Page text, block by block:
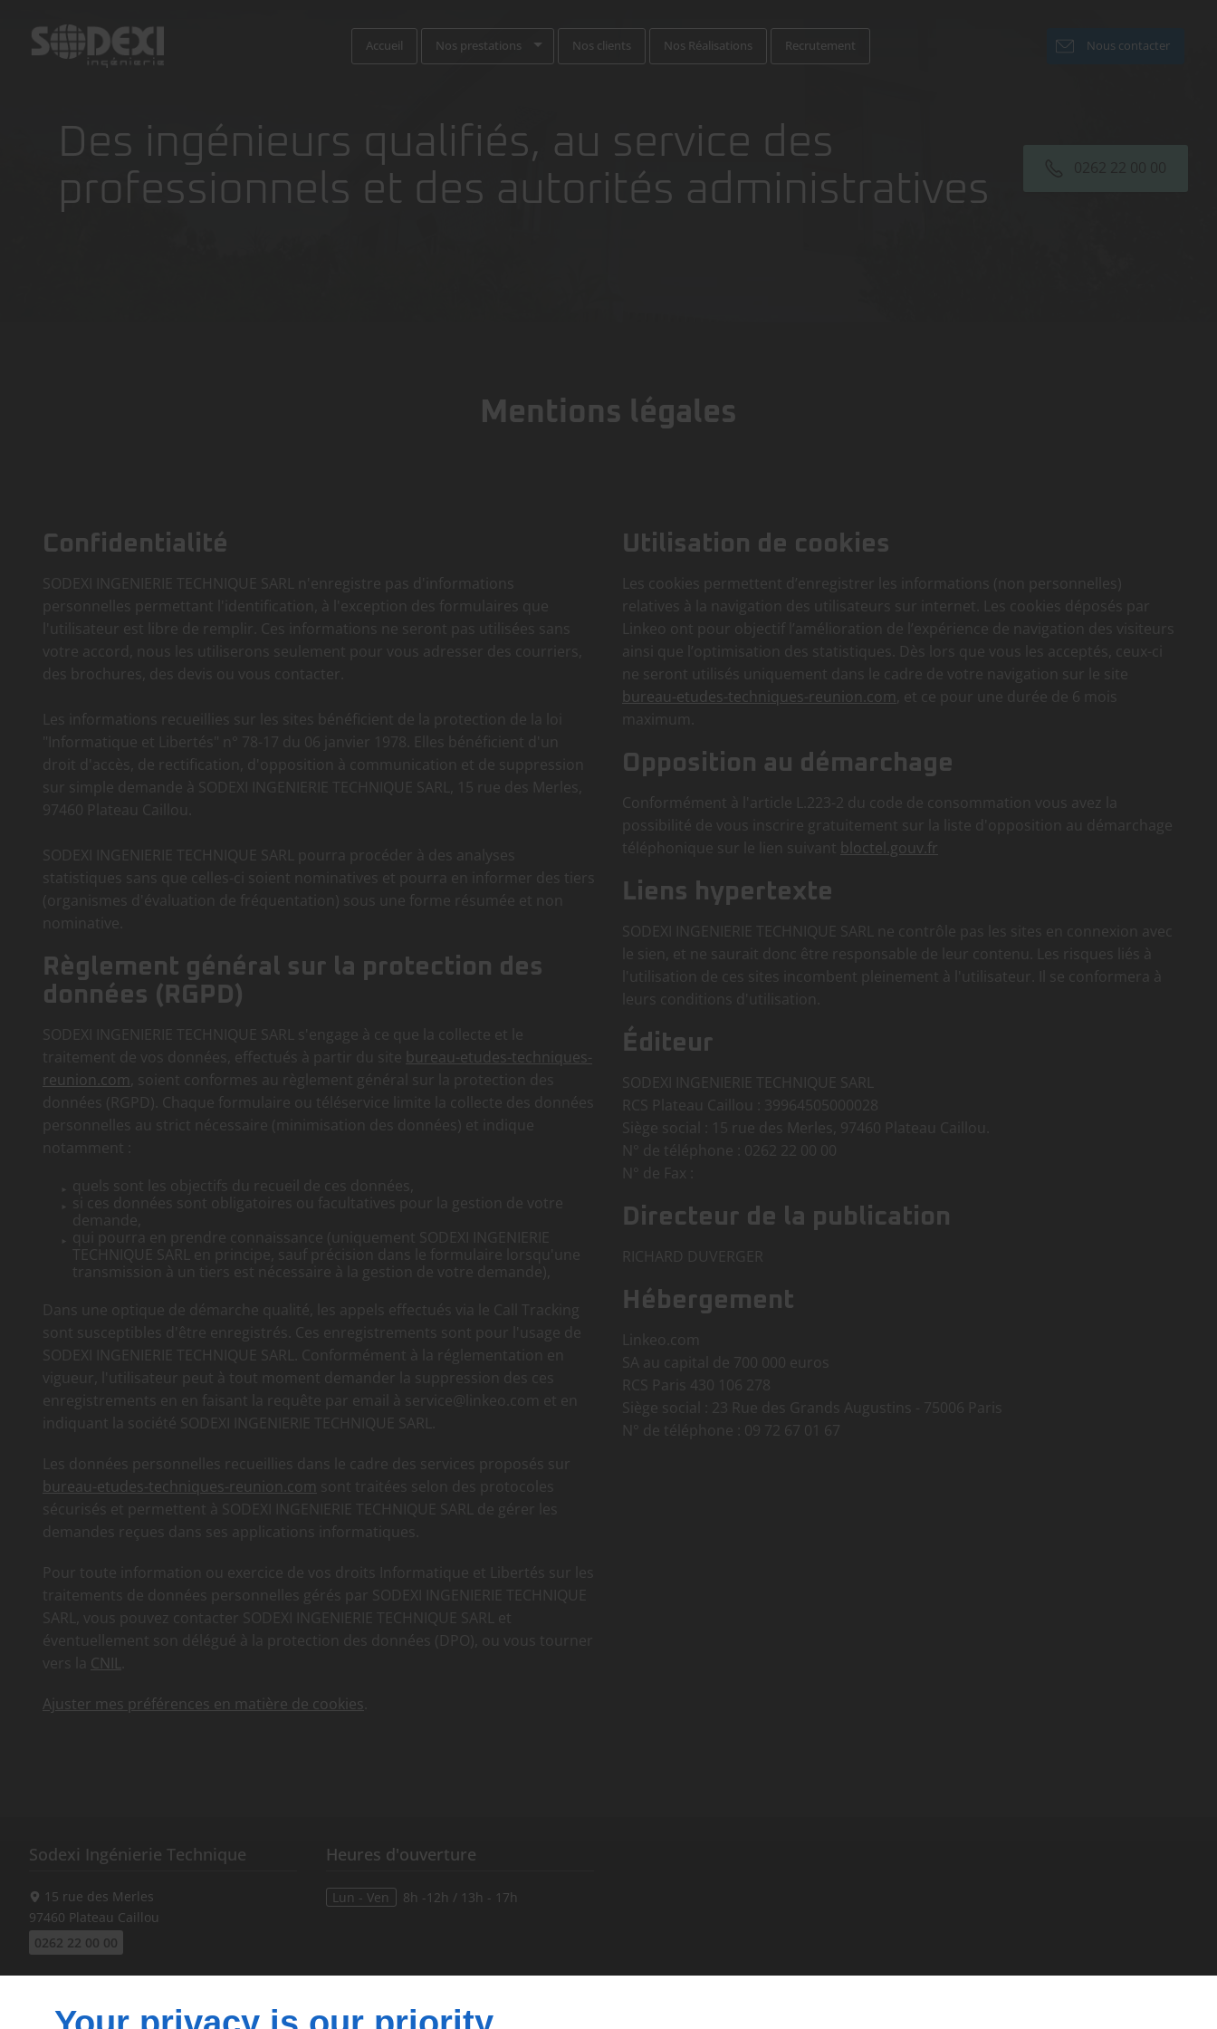
Des ingénieurs qualifiés, au service des
professionnels et des autorités administratives
Accueil Nos prestations Nos clients Nos Réalisations Recrutement Nous contacter
Mentions légales
Confidentialité
SODEXI INGENIERIE TECHNIQUE SARL n'enregistre pas d'informations
personnelles permettant l'identification, à l'exception des formulaires que
l'utilisateur est libre de remplir. Ces informations ne seront pas utilisées sans
votre accord, nous les utiliserons seulement pour vous adresser des courriers,
des brochures, des devis ou vous contacter.
Les informations recueillies sur les sites bénéficient de la protection de la loi
"Informatique et Libertés" n° 78-17 du 06 janvier 1978. Elles bénéficient d'un
droit d'accès, de rectification, d'opposition à communication et de suppression
sur simple demande à SODEXI INGENIERIE TECHNIQUE SARL, 15 rue des Merles,
97460 Plateau Caillou.
SODEXI INGENIERIE TECHNIQUE SARL pourra procéder à des analyses
statistiques sans que celles-ci soient nominatives et pourra en informer des tiers
(organismes d'évaluation de fréquentation) sous une forme résumée et non
nominative.
Règlement général sur la protection des
données (RGPD)
SODEXI INGENIERIE TECHNIQUE SARL s'engage à ce que la collecte et le
traitement de vos données, effectués à partir du site bureau-etudes-techniques-
reunion.com , soient conformes au règlement général sur la protection des
données (RGPD). Chaque formulaire ou téléservice limite la collecte des données
personnelles au strict nécessaire (minimisation des données) et indique
notamment :
quels sont les objectifs du recueil de ces données,
si ces données sont obligatoires ou facultatives pour la gestion de votre
demande,
qui pourra en prendre connaissance (uniquement SODEXI INGENIERIE
TECHNIQUE SARL en principe, sauf précision dans le formulaire lorsqu'une
transmission à un tiers est nécessaire à la gestion de votre demande),
Dans une optique de démarche qualité, les appels effectués via le Call Tracking
sont susceptibles d'être enregistrés. Ces enregistrements sont pour l'usage de
SODEXI INGENIERIE TECHNIQUE SARL. Conformément à la réglementation en
vigueur, l'utilisateur peut à tout moment demander la suppression des ces
enregistrements en en faisant la requête par email à service@linkeo.com et en
indiquant la société SODEXI INGENIERIE TECHNIQUE SARL.
Les données personnelles recueillies dans le cadre des services proposés sur
bureau-etudes-techniques-reunion.com sont traitées selon des protocoles
sécurisés et permettent à SODEXI INGENIERIE TECHNIQUE SARL de gérer les
demandes reçues dans ses applications informatiques.
Pour toute information ou exercice de vos droits Informatique et Libertés sur les
traitements de données personnelles gérés par SODEXI INGENIERIE TECHNIQUE
SARL, vous pouvez contacter SODEXI INGENIERIE TECHNIQUE SARL et
éventuellement son délégué à la protection des données (DPO), ou vous tourner
vers la CNIL
Ajuster mes préférences en matière de cookies
Utilisation de cookies
Les cookies permettent d’enregistrer les informations (non personnelles)
relatives à la navigation des utilisateurs sur internet. Les cookies déposés par
Linkeo ont pour objectif l’amélioration de l’expérience de navigation des visiteurs
ainsi que l’optimisation des statistiques. Dès lors que vous les acceptés, ceux-ci
ne seront utilisés uniquement dans le cadre de votre navigation sur le site
bureau-etudes-techniques-reunion.com , et ce pour une durée de 6 mois
maximum.
Opposition au démarchage
Conformément à l'article L.223-2 du code de consommation vous avez la
possibilité de vous inscrire gratuitement sur la liste d'opposition au démarchage
téléphonique sur le lien suivant bloctel.gouv.fr
Liens hypertexte
SODEXI INGENIERIE TECHNIQUE SARL ne contrôle pas les sites en connexion avec
le sien, et ne saurait donc être responsable de leur contenu. Les risques liés à
l'utilisation de ces sites incombent pleinement à l'utilisateur. Il se conformera à
leurs conditions d'utilisation.
Éditeur
SODEXI INGENIERIE TECHNIQUE SARL
RCS Plateau Caillou : 39964505000028
Siège social : 15 rue des Merles, 97460 Plateau Caillou.
N° de téléphone : 0262 22 00 00
N° de Fax :
Directeur de la publication
RICHARD DUVERGER
Hébergement
Linkeo.com
SA au capital de 700 000 euros
RCS Paris 430 106 278
Siège social : 23 Rue des Grands Augustins - 75006 Paris
N° de téléphone : 09 72 67 01 67
Sodexi Ingénierie Technique
15 rue des Merles
97460 Plateau Caillou
0262 22 00 00
Heures d'ouverture
Lun - Ven 8h -12h / 13h - 17h